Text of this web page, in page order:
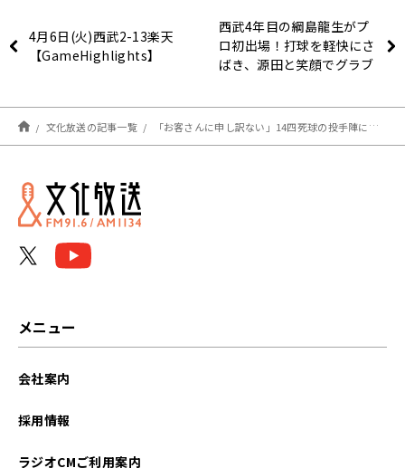
4月6日(火)西武2-13楽天
【GameHighlights】
西武4年目の綱島龍生がプ
ロ初出場！打球を軽快にさ
ばき、源田と笑顔でグラブ
文化放送の記事一覧 「お客さんに申し訳ない」14四死球の投手陣に苦言…本日の【#辻コメ】
メニュー
会社案内
採用情報
ラジオCMご利用案内